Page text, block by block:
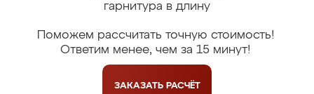
гарнитура в длину
Поможем рассчитать точную стоимость!
Ответим менее, чем за 15 минут!
ЗАКАЗАТЬ РАСЧЁТ